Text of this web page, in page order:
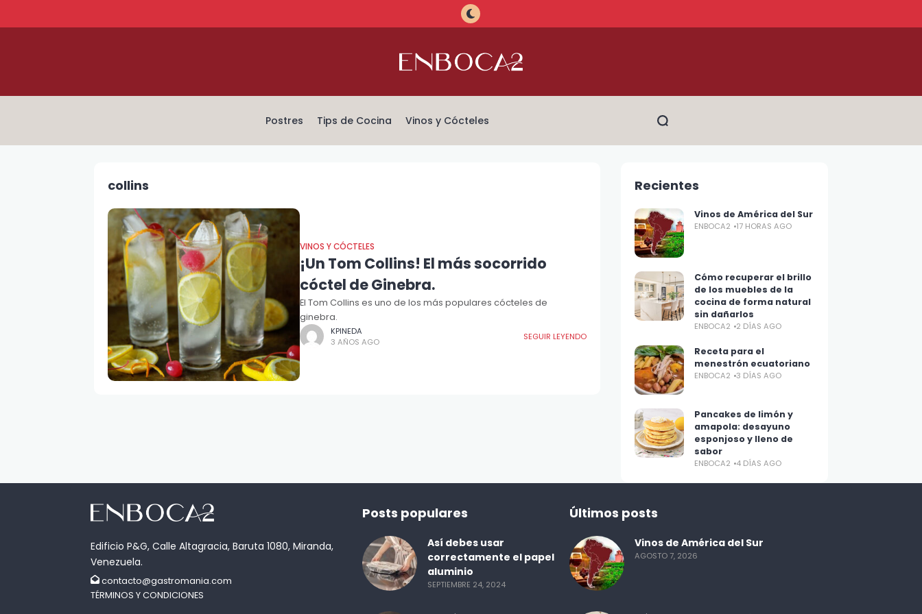
Postres Tips de Cocina Vinos y Cócteles
collins
VINOS Y CÓCTELES
¡Un Tom Collins! El más socorrido
cóctel de Ginebra.
El Tom Collins es uno de los más populares cócteles de
ginebra.
KPINEDA
3 AÑOS AGO
SEGUIR LEYENDO
Recientes
Vinos de América del Sur
ENBOCA2 17 HORAS AGO
Cómo recuperar el brillo
de los muebles de la
cocina de forma natural
sin dañarlos
ENBOCA2 2 DÍAS AGO
Receta para el
menestrón ecuatoriano
ENBOCA2 3 DÍAS AGO
Pancakes de limón y
amapola: desayuno
esponjoso y lleno de
sabor
ENBOCA2 4 DÍAS AGO
Edificio P&G, Calle Altagracia, Baruta 1080, Miranda,
Venezuela.
contacto@gastromania.com
TÉRMINOS Y CONDICIONES
Posts populares
Así debes usar
correctamente el papel
aluminio
SEPTIEMBRE 24, 2024
Últimos posts
Vinos de América del Sur
AGOSTO 7, 2026